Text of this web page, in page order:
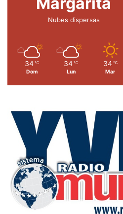
Nubes dispersas
34 ℃
Dom
34 ℃
Lun
34 ℃
Mar